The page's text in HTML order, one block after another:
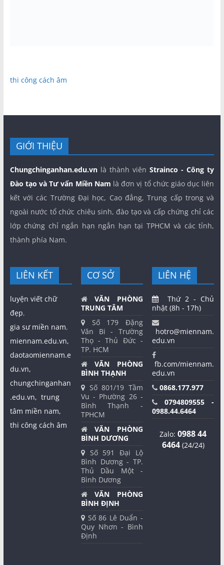
thi công cách âm
GIỚI THIỆU
Chungchinganhan.edu.vnlà thành viênStrainco - Công ty
Đào tạo và Tư vấn Miền Nam là đơn vị tổ chức giáo dục liên
kết với các Trường Đại học, Cao đẳng, Trung cấp trong và
ngoài nước tổ chức chiêu sinh, đào tạo và cấp chứng chỉ các
lớp chứng chỉ ngắn hạn ngắn hạn tại TPHCM và các tỉnh,
thành phía Nam.
LIÊN KẾT
luyện viết chữ
đẹp,
gia sư miền nam,
miennam.edu.vn,
daotaomiennam.e
du.vn,
chungchinganhan
.edu.vn, trung
tâm miền nam,
thi công cách âm
CƠ SỞ
VĂN PHÒNG
TRUNG TÂM
Số 179 Đặng
Văn Bi - Trường
Thọ - Thủ Đức -
TP. HCM
VĂN PHÒNG
BÌNH THẠNH
Số 801/19 Tầm
Vu - Phường 26 -
Bình Thạnh -
TPHCM
VĂN PHÒNG
BÌNH DƯƠNG
Số 591 Đại Lộ
Bình Dương - TP.
Thủ Dầu Một -
Bình Dương
VĂN PHÒNG
BÌNH ĐỊNH
Số 86 Lê Duẩn -
Quy Nhơn - Bình
Định
LIÊN HỆ
Thứ 2 - Chủ
nhật (8h - 17h)
hotro@miennam.
edu.vn
fb.com/miennam.
edu.vn
0868.177.977
0794809555 -
0988.44.6464
Zalo:0988 44
6464(24/24)